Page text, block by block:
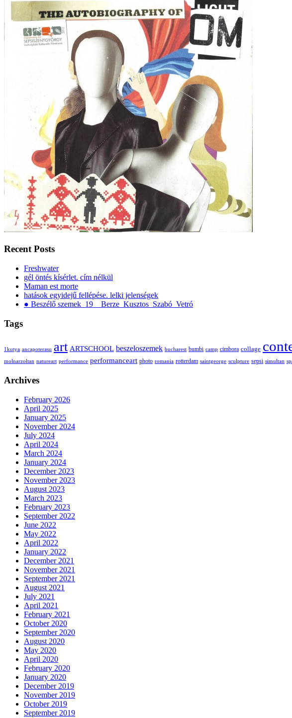
Recent Posts
Freshwater
gél öntés kísérlet. cím nélkül
Maman est morte
hatások egyidejű fellépése. lelki jelenségek
● Beszélő szemek_19__Berze_Kusztos_Szabó_Vetró
Tags
1kutya ancapoterasu art ARTSCHOOL beszeloszemek bucharest bumbi camp cimbora collage
molnarzoltan natureart performance performanceart photo romania rotterdam saintgeorge sculpture sepsi simultan
Archives
February 2026
April 2025
January 2025
November 2024
July 2024
April 2024
March 2024
January 2024
December 2023
November 2023
August 2023
March 2023
February 2023
September 2022
June 2022
May 2022
April 2022
January 2022
December 2021
November 2021
September 2021
August 2021
July 2021
April 2021
February 2021
October 2020
September 2020
August 2020
May 2020
April 2020
February 2020
January 2020
December 2019
November 2019
October 2019
September 2019